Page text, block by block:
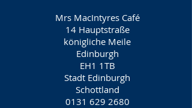
Mrs MacIntyres Café
14 Hauptstraße
königliche Meile
Edinburgh
EH1 1TB
Stadt Edinburgh
Schottland
0131 629 2680